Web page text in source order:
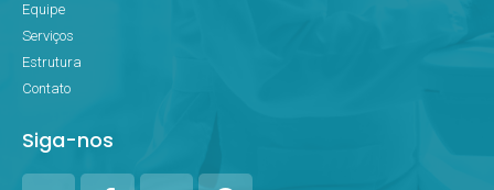
Equipe
Serviços
Estrutura
Contato
Siga-nos